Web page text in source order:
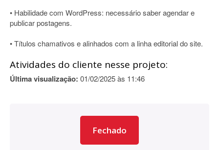
• Habilidade com WordPress: necessário saber agendar e
publicar postagens.
• Títulos chamativos e alinhados com a linha editorial do site.
Atividades do cliente nesse projeto:
Última visualização: 01/02/2025 às 11:46
Fechado